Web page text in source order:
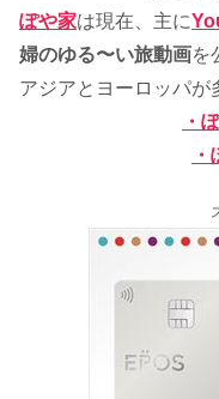
ぽや家は現在、主に
婦のゆる〜い旅動画を
アジアとヨーロッパが
・